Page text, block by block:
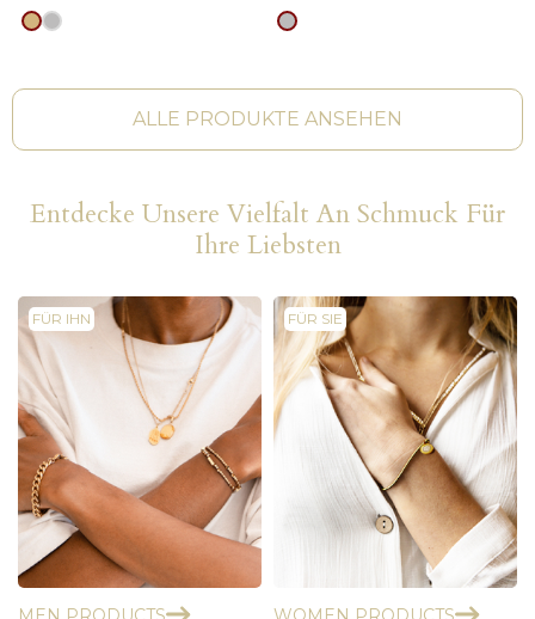
Goldes
silver silver
ALLE PRODUKTE ANSEHEN
Entdecke Unsere Vielfalt An Schmuck Für
Ihre Liebsten
FÜR IHN FÜR SIE